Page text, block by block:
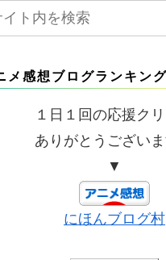
メ感想ブログランキング
１日１回の応援ク
ありがとうございま
▼
にほんブログ村